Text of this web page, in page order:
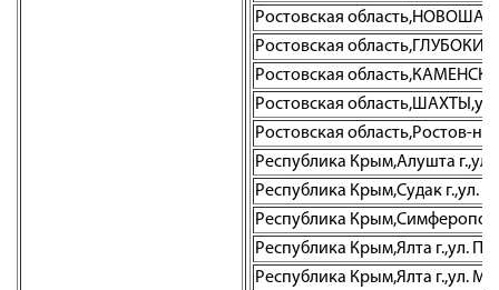
Ростовская
Ростовская
Ростовская
Ростовская
Ростовская область,Ростов-
Республика Крым,Алушта г.,ул.
Республика Крым,Судак г.,ул.
Республика
Республика Крым,Ялта г.,ул.
Республика Крым,Ялта г.,ул.